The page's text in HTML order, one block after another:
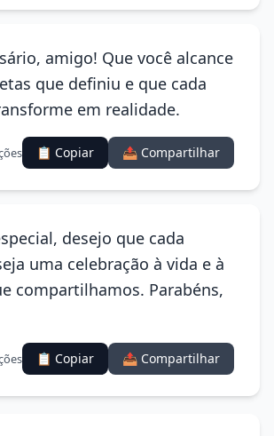
amigo! Que você alcance
que definiu e que cada
em realidade.
📋 Copiar 📤 Compartilhar
desejo que cada
uma celebração à vida e à
compartilhamos. Parabéns,
📋 Copiar 📤 Compartilhar